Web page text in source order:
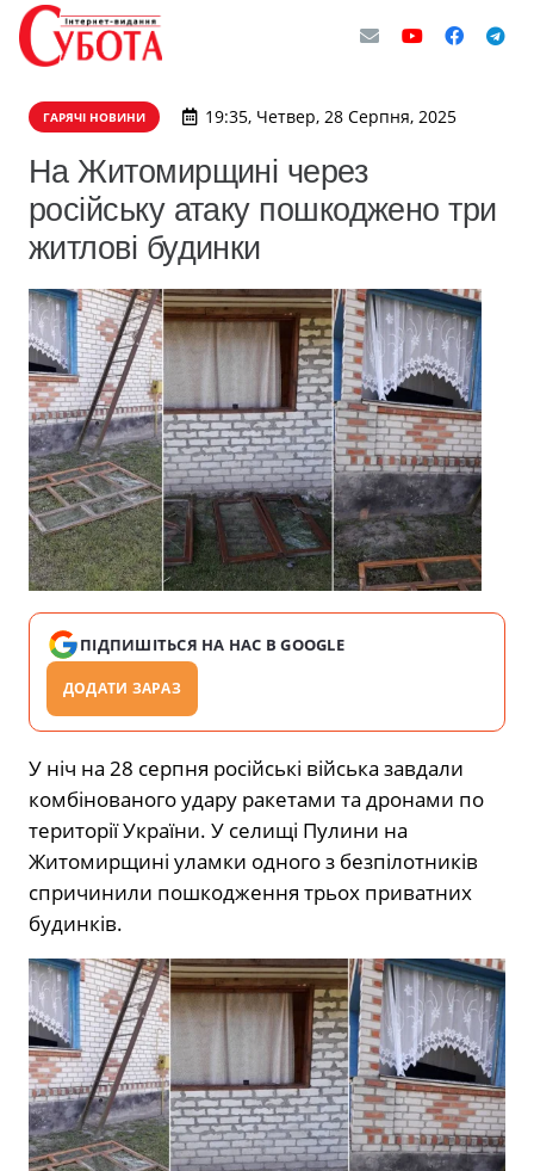
ГАРЯЧІ НОВИНИ 19:35, Четвер, 28 Серпня, 2025
На Житомирщині через
російську атаку пошкоджено три
житлові будинки
ПІДПИШІТЬСЯ НА НАС В GOOGLE
ДОДАТИ ЗАРАЗ
У ніч на 28 серпня російські війська завдали
комбінованого удару ракетами та дронами по
території України. У селищі Пулини на
Житомирщині уламки одного з безпілотників
спричинили пошкодження трьох приватних
будинків.